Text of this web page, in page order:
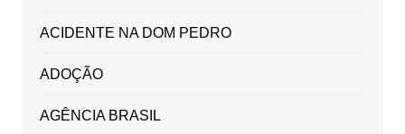
ACIDENTE NA DOM PEDRO
ADOÇÃO
AGÊNCIA BRASIL